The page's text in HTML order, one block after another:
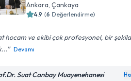
Ankara, Çankaya
4.9 (6 Değerlendirme)
hocam ve ekibi çok profesyonel, bir
Devamı
Suat Canbay Muayenehanesi